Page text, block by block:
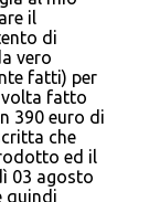
il
di
vero
fatti) per
volta fatto
390 euro di
che
ed il
03 agosto
quindi